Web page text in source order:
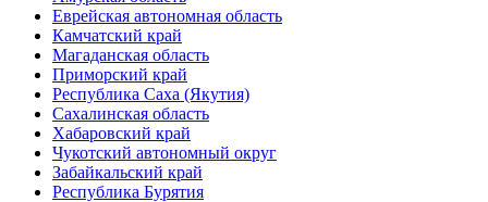
Еврейская автономная область
Камчатский край
Магаданская область
Приморский край
Республика Саха (Якутия)
Сахалинская область
Хабаровский край
Чукотский автономный округ
Забайкальский край
Республика Бурятия